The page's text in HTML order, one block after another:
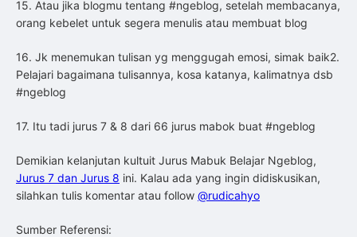
15. Atau jika blogmu tentang #ngeblog, setelah membacanya,
orang kebelet untuk segera menulis atau membuat blog
16. Jk menemukan tulisan yg menggugah emosi, simak baik2.
Pelajari bagaimana tulisannya, kosa katanya, kalimatnya dsb
#ngeblog
17. Itu tadi jurus 7 & 8 dari 66 jurus mabok buat #ngeblog
Demikian kelanjutan kultuit Jurus Mabuk Belajar Ngeblog,
Jurus 7 dan Jurus 8 ini. Kalau ada yang ingin didiskusikan,
silahkan tulis komentar atau follow @rudicahyo
Sumber Referensi: